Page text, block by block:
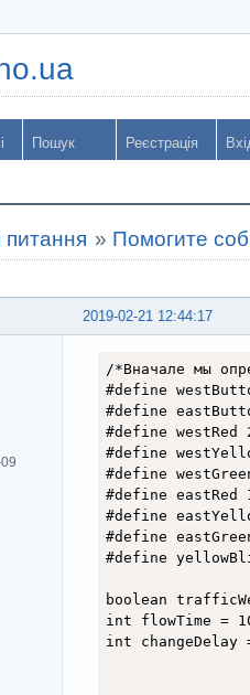
Пошук Реєстрація
питання » Помогите
2019-02-21 12:44:17
/*Вначале мы
#define
#define
#define westRed
#define
#define
#define eastRed
#define
#define
#define
boolean
int flowTime =
int changeDelay